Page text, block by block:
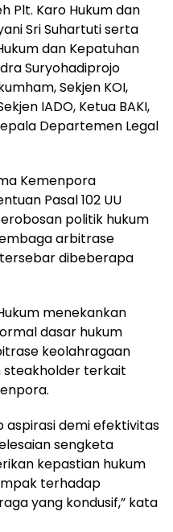
Plt. Karo Hukum dan
Sri Suhartuti serta
dan Kepatuhan
Suryohadiprojo
Sekjen KOI,
IADO, Ketua BAKI,
Departemen Legal
Kemenpora
Pasal 102 UU
politik hukum
arbitrase
dibeberapa
menekankan
dasar hukum
keolahragaan
steakholder terkait
aspirasi demi efektivitas
sengketa
kepastian hukum
terhadap
yang kondusif,” kata